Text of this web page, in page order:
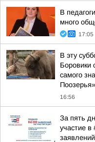
В
много
17:05
В эту
Боровики
самого
Поозерья»
16:56
За пять
участие
заявлений